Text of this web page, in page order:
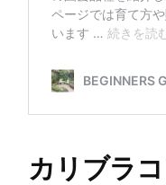
カリブラ